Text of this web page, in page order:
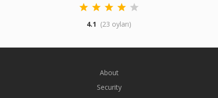
4.1 (23 oyları)
About
Security